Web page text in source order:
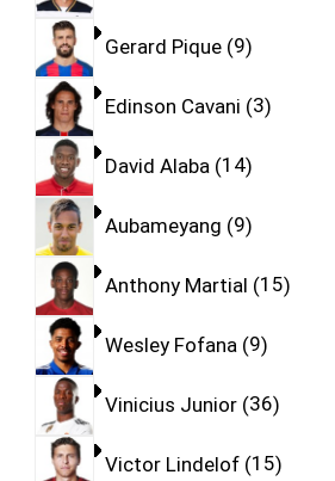
Gerard Pique 9
Edinson Cavani 3
David Alaba 14
Aubameyang 9
Anthony Martial 15
Wesley Fofana 9
Vinicius Junior 36
Victor Lindelof 15